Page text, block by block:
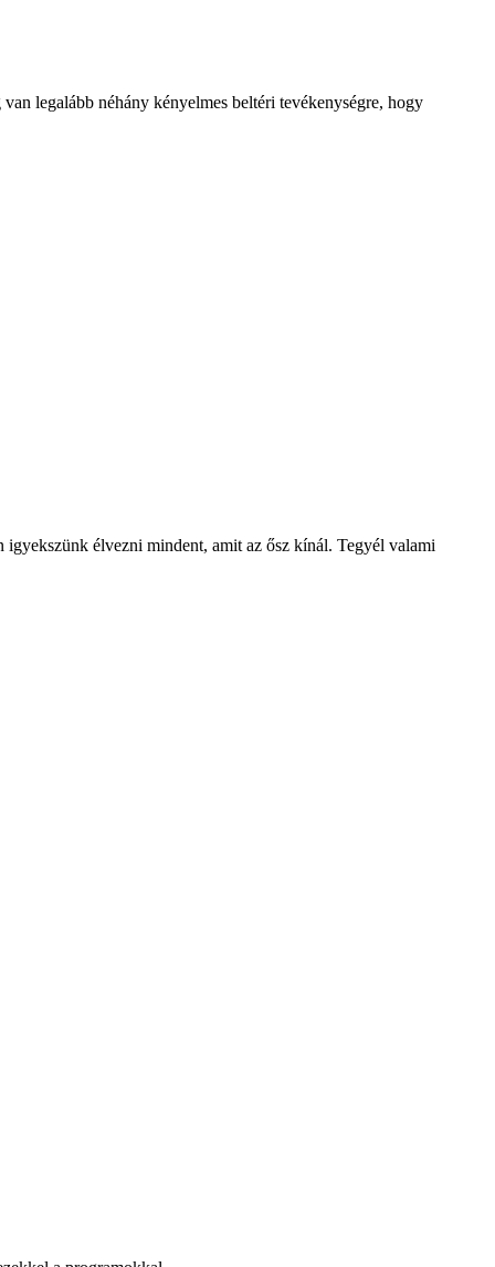
legalább néhány kényelmes beltéri tevékenységre, hogy
igyekszünk élvezni mindent, amit az ősz kínál. Tegyél valami